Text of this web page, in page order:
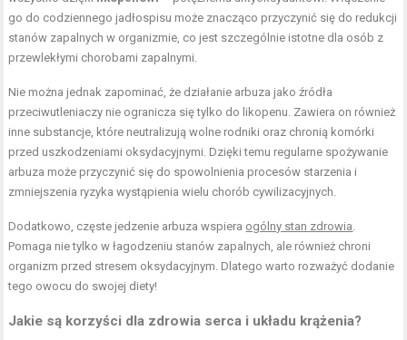
go do codziennego jadłospisu może znacząco przyczynić się do redukcji
stanów zapalnych w organizmie, co jest szczególnie istotne dla osób z
przewlekłymi chorobami zapalnymi.
Nie można jednak zapominać, że działanie arbuza jako źródła
przeciwutleniaczy nie ogranicza się tylko do likopenu. Zawiera on również
inne substancje, które neutralizują wolne rodniki oraz chronią komórki
przed uszkodzeniami oksydacyjnymi. Dzięki temu regularne spożywanie
arbuza może przyczynić się do spowolnienia procesów starzenia i
zmniejszenia ryzyka wystąpienia wielu chorób cywilizacyjnych.
Dodatkowo, częste jedzenie arbuza wspiera ogólny stan zdrowia.
Pomaga nie tylko w łagodzeniu stanów zapalnych, ale również chroni
organizm przed stresem oksydacyjnym. Dlatego warto rozważyć dodanie
tego owocu do swojej diety!
Jakie są korzyści dla zdrowia serca i układu krążenia?